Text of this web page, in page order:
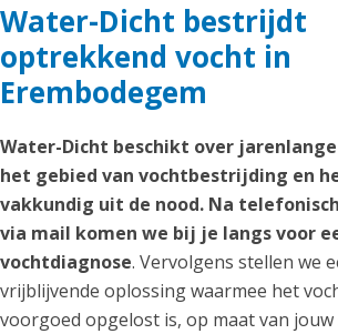
Water-Dicht bestrijdt
optrekkend vocht in
Erembodegem
Water-Dicht beschikt over
het gebied van vochtbestrijding en
vakkundig uit de nood. Na
via mail komen we bij je langs voor
vochtdiagnose. Vervolgens stellen we
vrijblijvende oplossing waarmee het
voorgoed opgelost is, op maat van jouw